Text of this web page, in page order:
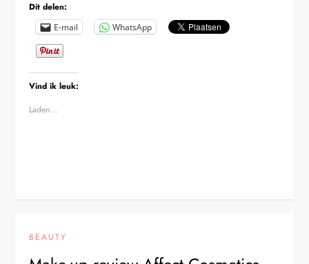
Dit delen:
E-mail WhatsApp
Vind ik leuk:
Laden...
BEAUTY